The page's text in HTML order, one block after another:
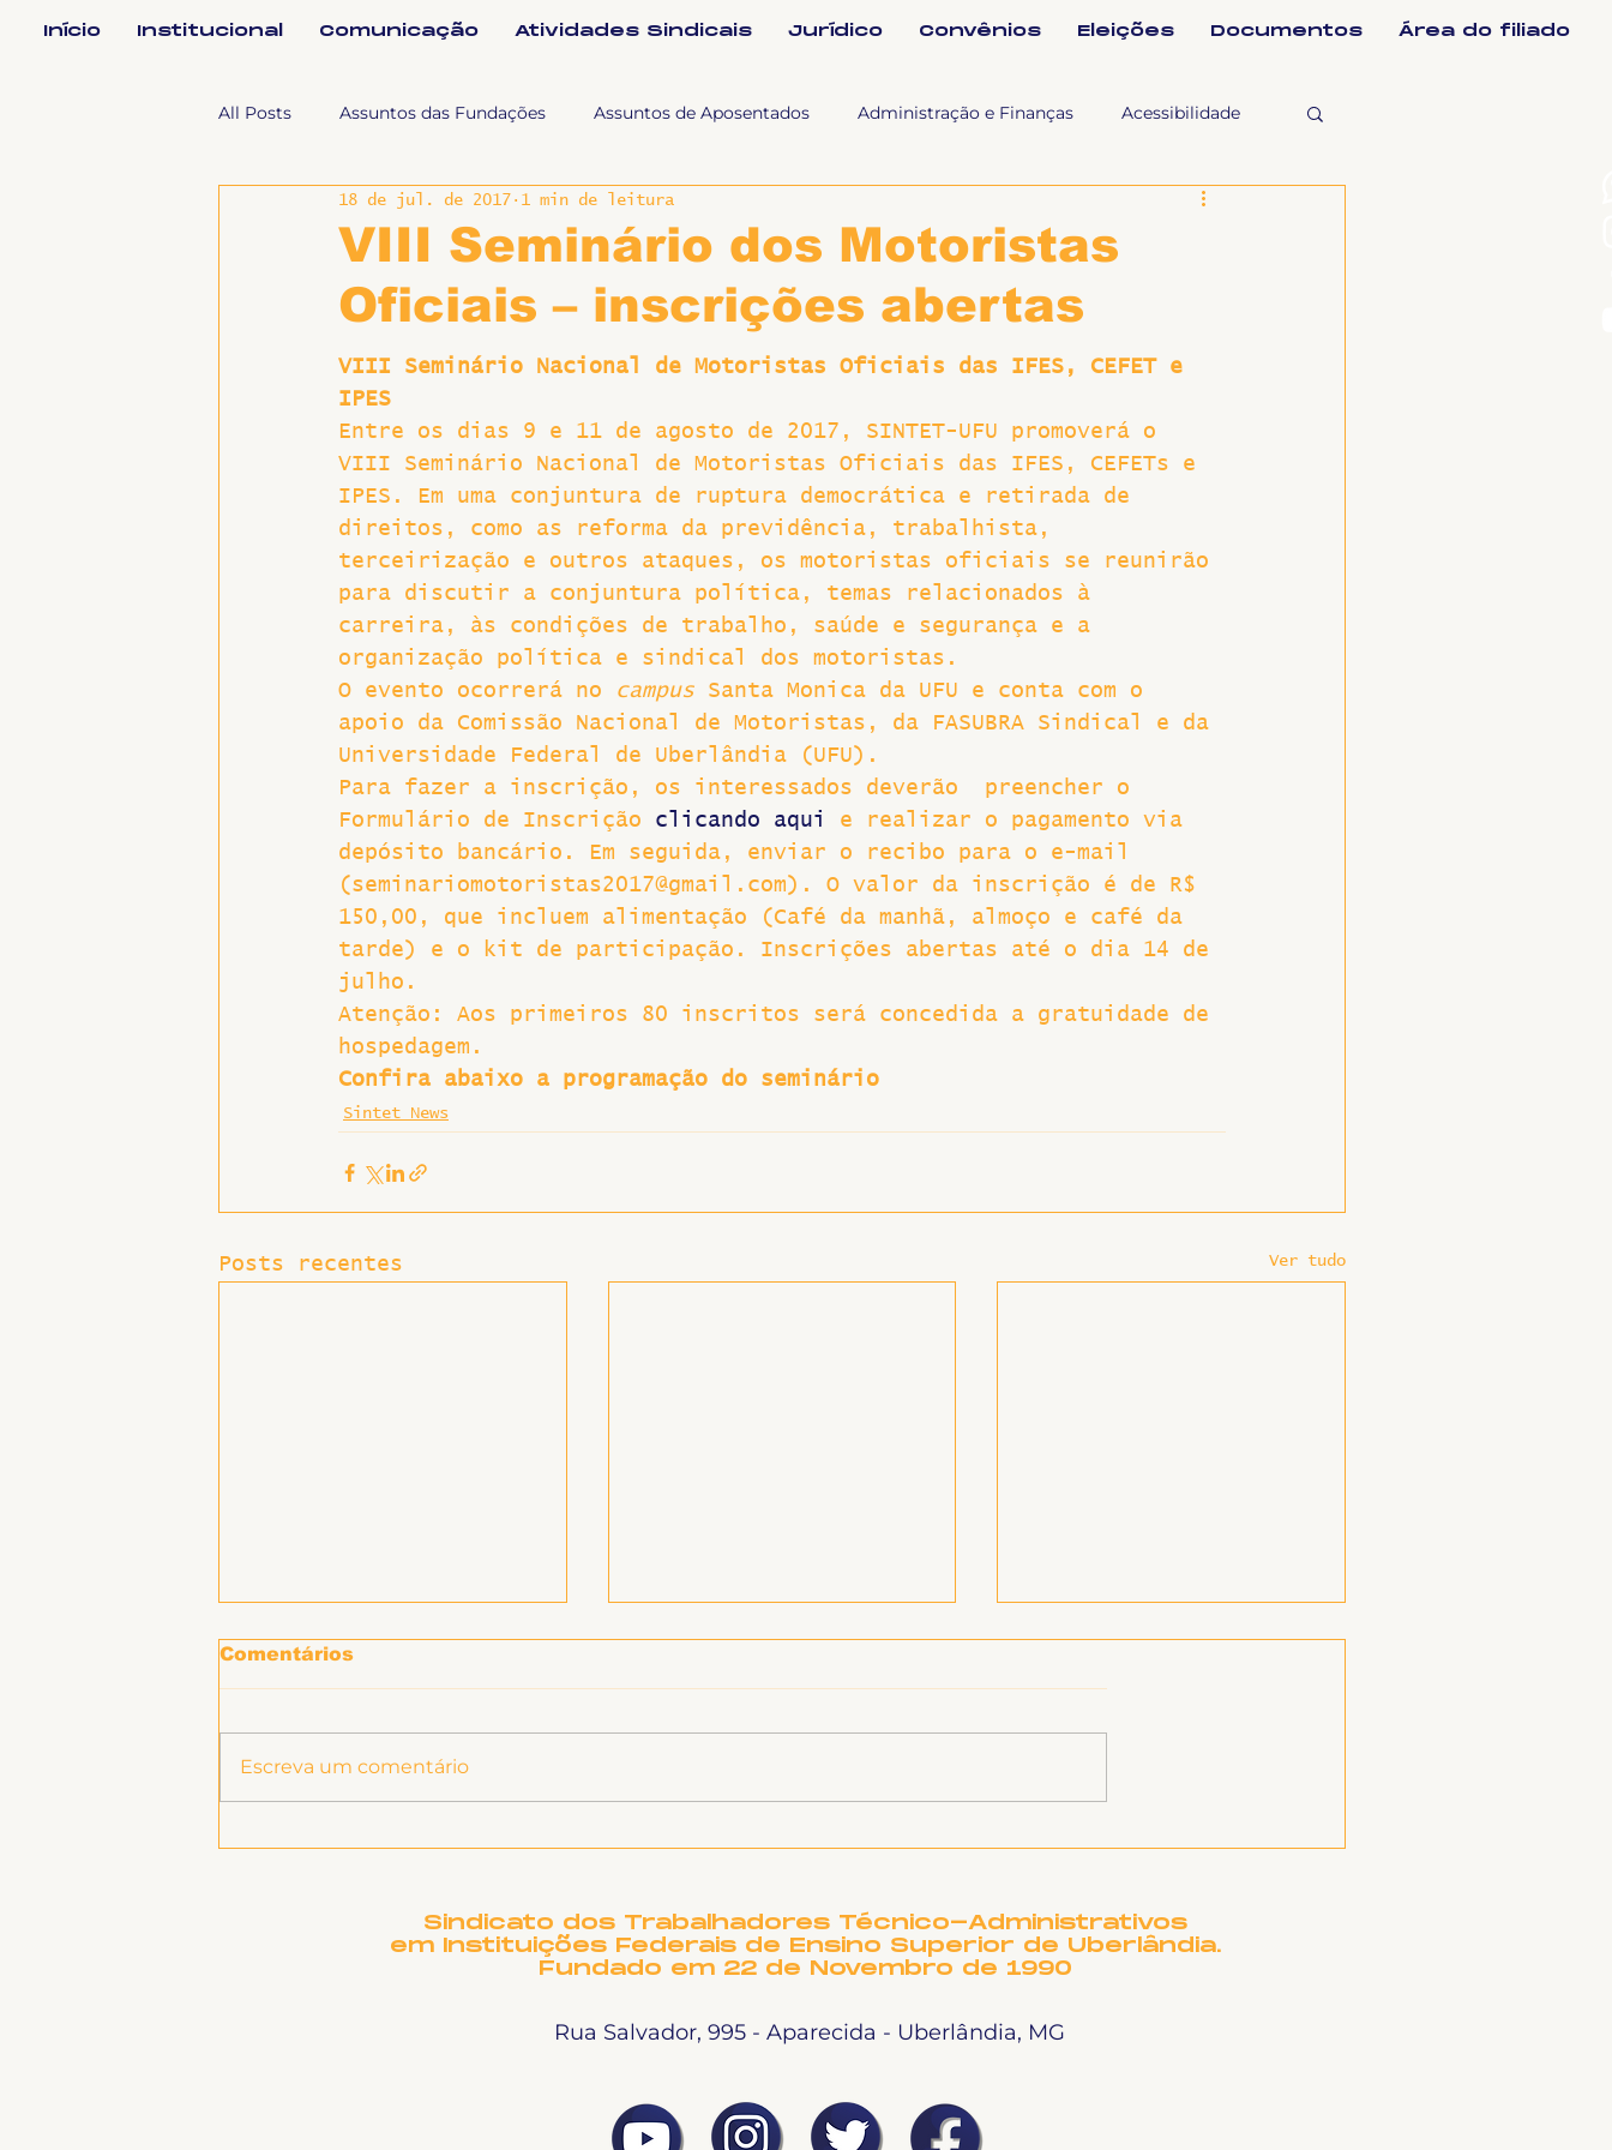
Início Institucional Comunicação Atividades Sindicais Jurídico Convênios Eleições Documentos Área do filiado
All Posts Assuntos das Fundações Assuntos de Aposentados Administração e Finanças Acessibilidade
Assuntos Jurídicos e Relação de Tra Fala SINTET-UFU
Coordenações Efetivos Documentos Formação e Relações Sindicais Mundo
Notícias
Sem categoria Slider Nova Sintet News Suplentes Você Sabia Divulgações
Hospitais e Saúde Pública Greve
VIII Seminário dos Motoristas
Oficiais – inscrições abertas
18 de jul. de 2017 1 min de leitura
VIII Seminário Nacional de Motoristas Oficiais das IFES, CEFET e
IPES
Entre os dias 9 e 11 de agosto de 2017, SINTET-UFU promoverá o
VIII Seminário Nacional de Motoristas Oficiais das IFES, CEFETs e
IPES. Em uma conjuntura de ruptura democrática e retirada de
direitos, como as reforma da previdência, trabalhista,
terceirização e outros ataques, os motoristas oficiais se reunirão
para discutir a conjuntura política, temas relacionados à
carreira, às condições de trabalho, saúde e segurança e a
organização política e sindical dos motoristas.
O evento ocorrerá no
campus Santa Monica da UFU e conta com o
apoio da Comissão Nacional de Motoristas, da FASUBRA Sindical e da
Universidade Federal de Uberlândia (UFU).
Para fazer a inscrição, os interessados deverão  preencher o
Formulário de Inscrição clicando aqui
e realizar o pagamento via
depósito bancário. Em seguida, enviar o recibo para o e-mail
(seminariomotoristas2017@gmail.com). O valor da inscrição é de R$
150,00, que incluem alimentação (Café da manhã, almoço e café da
tarde) e o kit de participação. Inscrições abertas até o dia 14 de
julho.
Atenção: Aos primeiros 80 inscritos será concedida a gratuidade de
hospedagem.
Confira abaixo a programação do seminário
Sintet News
Posts recentes Ver tudo
Informe sobre RSC
NOME?
Comentários
Escreva um comentário
Sindicato dos Trabalhadores Técnico-Administrativos
em Instituições Federais de Ensino Superior de Uberlândia.
Fundado em 22 de Novembro de 1990
Rua Salvador, 995 - Aparecida - Uberlândia, MG